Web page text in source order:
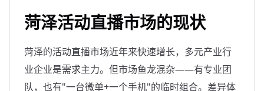
菏泽活动直播市场的现状
菏泽的活动直播市场近年来快速增长，多元产业行
业企业是需求主力。但市场鱼龙混杂——有专业团
队，也有"一台微单+一个手机"的临时组合。差异体